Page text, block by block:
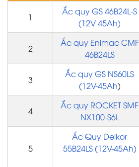
1
Ắc quy GS 46B24L-S
(12V 45Ah)
2
Ắc quy Enimac CMF
46B24LS
3
Ắc quy GS NS60LS
(12V-45Ah)
4
Ắc quy ROCKET SMF
NX100-S6L
5
Ắc Quy Delkor
55B24LS (12V-45Ah)